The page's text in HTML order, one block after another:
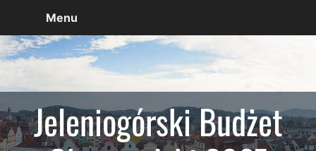
Menu
Jeleniogórski Budżet